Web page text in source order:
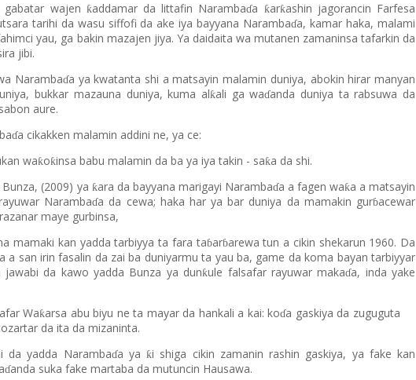
wajen ƙaddamar da littafin Narambaɗa ƙarƙashin jagorancin Farfesa
tarihi da wasu siffofi da ake iya bayyana Narambaɗa, kamar haka, malami
yau, ga bakin mazajen jiya. Ya daidaita wa mutanen zamaninsa tafarkin da
jibi.
Narambaɗa ya kwatanta shi a matsayin malamin duniya, abokin hirar manyan
bukkar mazauna duniya, kuma alƙali ga waɗanda duniya ta rabsuwa da
aure.
ɗa cikakken malamin addini ne, ya ce:
waƙoƙinsa babu malamin da ba ya iya takin - saƙa da shi.
(2009) ya ƙara da bayyana marigayi Narambaɗa a fagen waƙa a matsayin
Narambaɗa da cewa; haka har ya bar duniya da mamakin gurɓacewar
maye gurbinsa,
mamaki kan yadda tarbiyya ta fara taɓarɓarewa tun a cikin shekarun 1960. Da
a san irin fasalin da zai ba duniyarmu ta yau ba, game da koma bayan tarbiyyar
da kawo yadda Bunza ya dunƙule falsafar rayuwar makaɗa, inda yake
Waƙarsa abu biyu ne ta mayar da hankali a kai: koɗa gaskiya da zuguguta
da ita da mizaninta.
da yadda Narambaɗa yaƙi shiga cikin zamanin rashin gaskiya, ya fake kan
ɗanda suka fake martaba da mutuncin Hausawa.